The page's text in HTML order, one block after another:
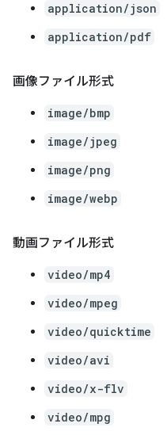
application/json
application/pdf
画像ファイル形式
image/bmp
image/jpeg
image/png
image/webp
動画ファイル形式
video/mp4
video/mpeg
video/quicktime
video/avi
video/x-flv
video/mpg